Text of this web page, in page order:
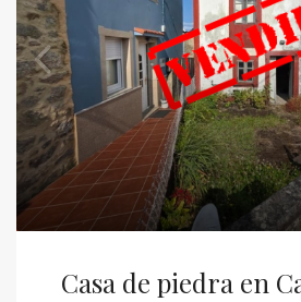
Casa de piedra en